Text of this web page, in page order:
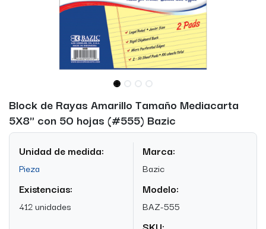
Block de Rayas Amarillo Tamaño Mediacarta
5X8" con 50 hojas (#555) Bazic
Unidad de medida:
Pieza
Existencias:
412 unidades
Marca:
Bazic
Modelo:
BAZ-555